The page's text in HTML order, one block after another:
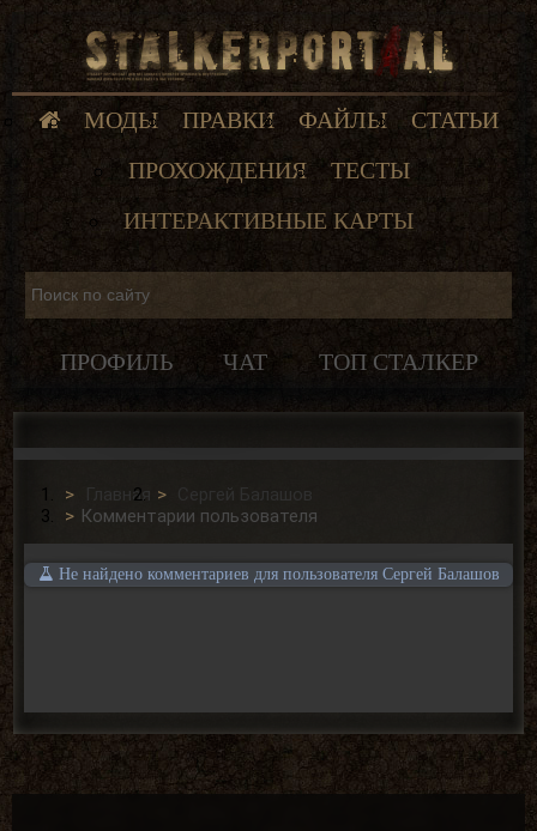
МОДЫ ПРАВКИ ФАЙЛЫ
СТАТЬИ
ПРОХОЖДЕНИЯ
ТЕСТЫ
ИНТЕРАКТИВНЫЕ КАРТЫ
ПРОФИЛЬ ЧАТ ТОП СТАЛКЕР
Главная
Сергей Балашов
Комментарии пользователя
Не найдено комментариев для пользователя Сергей Балашов